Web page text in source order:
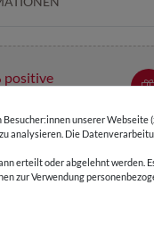
positive
unserer Webseite
analysieren. Die
erteilt oder abgelehnt werden.
zur Verwendung